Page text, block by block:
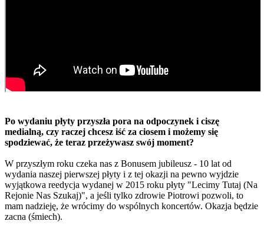
Po wydaniu płyty przyszła pora na odpoczynek i ciszę
medialną, czy raczej chcesz iść za ciosem i możemy się
spodziewać, że teraz przeżywasz swój moment?
W przyszłym roku czeka nas z Bonusem jubileusz - 10 lat od
wydania naszej pierwszej płyty i z tej okazji na pewno wyjdzie
wyjątkowa reedycja wydanej w 2015 roku płyty "Lecimy Tutaj (Na
Rejonie Nas Szukaj)", a jeśli tylko zdrowie Piotrowi pozwoli, to
mam nadzieję, że wrócimy do wspólnych koncertów. Okazja będzie
zacna (śmiech).